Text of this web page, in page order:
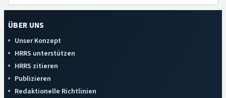
ÜBER UNS
Unser Konzept
HRRS unterstützen
HRRS zitieren
Publizieren
Redaktionelle Richtlinien